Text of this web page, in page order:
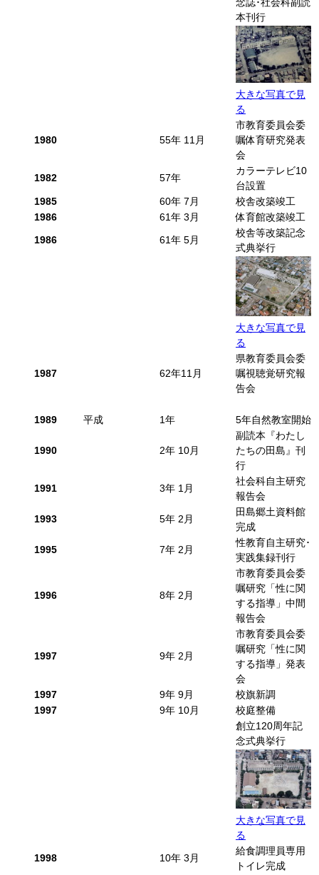
本刊行
大きな写真で見
る
1980 55年 11月
市教育委員会委
嘱体育研究発表
会
1982
57年
カラーテレビ10
台設置
1985
60年 7月
校舎改築竣工
1986
61年 3月
体育館改築竣工
1986
61年 5月
校舎等改築記念
式典挙行
大きな写真で見
る
1987 62年11月
県教育委員会委
嘱視聴覚研究報
告会
1989 平成 1年 5年自然教室開始
1990 2年 10月
副読本『わたし
たちの田島』刊
行
1991
3年 1月
社会科自主研究
報告会
1993
5年 2月
田島郷土資料館
完成
1995
7年 2月
性教育自主研究･
実践集録刊行
1996 8年 2月
市教育委員会委
嘱研究「性に関
する指導」中間
報告会
1997 9年 2月
市教育委員会委
嘱研究「性に関
する指導」発表
会
1997
9年 9月
校旗新調
1997
9年 10月
校庭整備
創立120周年記
念式典挙行
大きな写真で見
る
1998
10年 3月
給食調理員専用
トイレ完成